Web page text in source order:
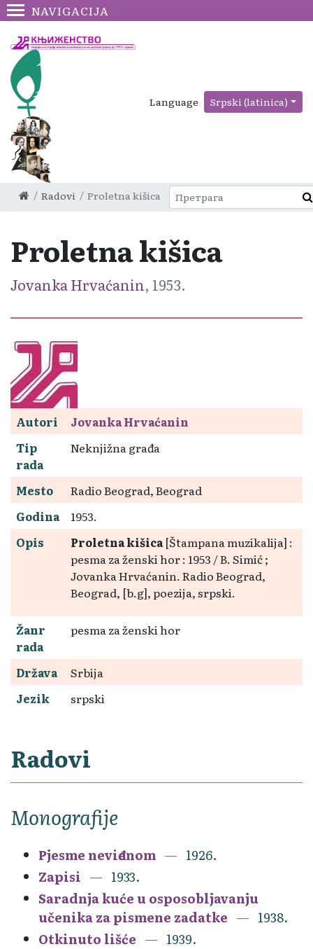
NAVIGACIJA
Language Srpski (latinica)
Radovi Proletna kišica
Proletna kišica
Jovanka Hrvaćanin, 1953.
Autori
Jovanka Hrvaćanin
Tip
rada
Neknjižna građa
Mesto
Radio Beograd, Beograd
Godina
1953.
Opis
Proletna kišica[Štampana muzikalija] :
pesma za ženski hor : 1953 / B. Simić ;
Jovanka Hrvaćanin. Radio Beograd,
Beograd, [b.g], poezija, srpski.
Žanr
rada
pesma za ženski hor
Država
Srbija
Jezik
srpski
Radovi
Monografije
Pjesme neviđenom
1926.
Zapisi
1933.
Saradnja kuće u osposobljavanju
učenika za pismene zadatke
1938.
Otkinuto lišće
1939.